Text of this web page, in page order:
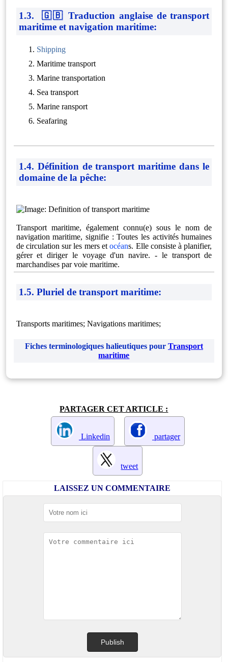
1.3. 🇬🇧 Traduction anglaise de transport
maritime et navigation maritime:
Shipping
Maritime transport
Marine transportation
Sea transport
Marine ransport
Seafaring
1.4. Définition de transport maritime dans le
domaine de la pêche:
Transport maritime, également connu(e) sous le nom de
navigation maritime, signifie : Toutes les activités humaines
de circulation sur les mers etocéans. Elle consiste à planifier,
gérer et diriger le voyage d'un navire. - le transport de
marchandises par voie maritime.
1.5. Pluriel de transport maritime:
Transports maritimes; Navigations maritimes;
Fiches terminologiques halieutiques pour Transport
maritime
PARTAGER CET ARTICLE :
Linkedin partager
tweet
LAISSEZ UN COMMENTAIRE